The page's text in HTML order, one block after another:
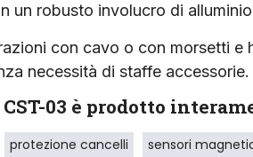
un robusto involucro di
con cavo o con morsetti
necessità di staffe accessorie.
03 è prodotto
protezione cancelli sensori